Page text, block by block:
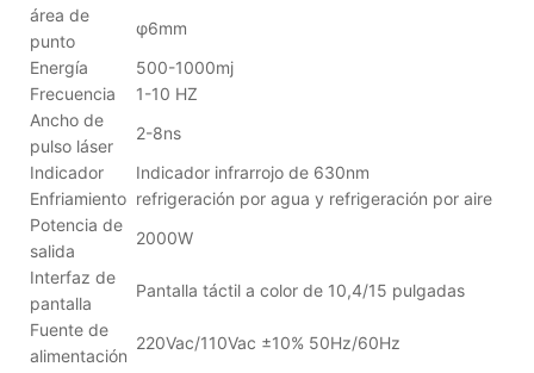
área de
punto
φ6mm
Energía
500-1000mj
Frecuencia
1-10 HZ
Ancho de
pulso láser
2-8ns
Indicador
Indicador infrarrojo de 630nm
Enfriamiento refrigeración por agua y refrigeración por aire
Potencia de
salida
2000W
Interfaz de
pantalla
Pantalla táctil a color de 10,4/15 pulgadas
Fuente de
alimentación
220Vac/110Vac ±10% 50Hz/60Hz